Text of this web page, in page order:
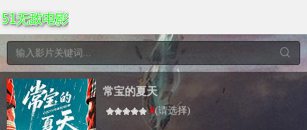
常宝的夏天
0(请选择)